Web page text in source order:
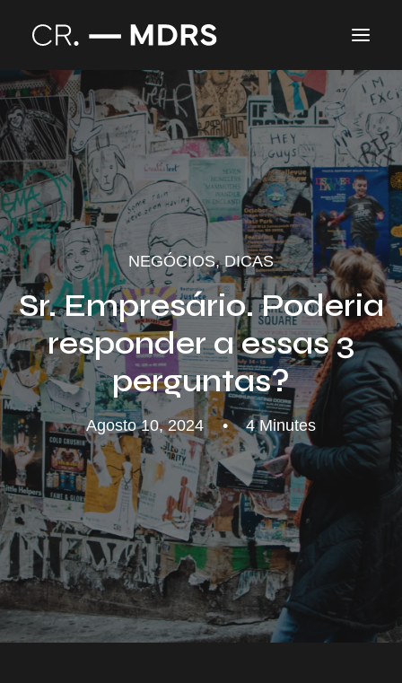
Branding
Blog
NEGÓCIOS,DICAS
Sr. Empresário. Poderia
responder a essas 3
perguntas?
Agosto 10, 2024 • 4 Minutes